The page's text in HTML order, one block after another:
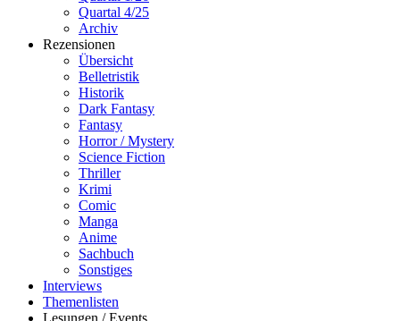
Quartal 4/25
Archiv
Rezensionen
Übersicht
Belletristik
Historik
Dark Fantasy
Fantasy
Horror / Mystery
Science Fiction
Thriller
Krimi
Comic
Manga
Anime
Sachbuch
Sonstiges
Interviews
Themenlisten
Lesungen / Events